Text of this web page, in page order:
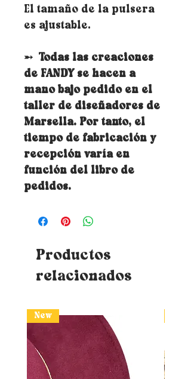
El tamaño de la pulsera
es ajustable.
➵ Todas las creaciones
de FANDY se hacen a
mano bajo pedido en el
taller de diseñadores de
Marsella. Por tanto, el
tiempo de fabricación y
recepción varía en
función del libro de
pedidos.
Productos
relacionados
New